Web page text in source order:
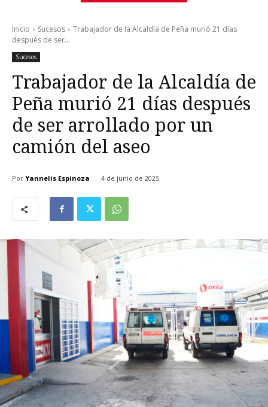
Inicio Sucesos
Trabajador de la Alcaldía de Peña murió 21 días
después de ser...
Sucesos
Trabajador de la Alcaldía de
Peña murió 21 días después
de ser arrollado por un
camión del aseo
Por Yannelis Espinoza 4 de junio de 2025